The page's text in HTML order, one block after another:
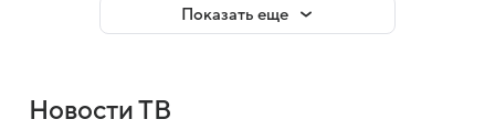
Показать еще
Новости ТВ